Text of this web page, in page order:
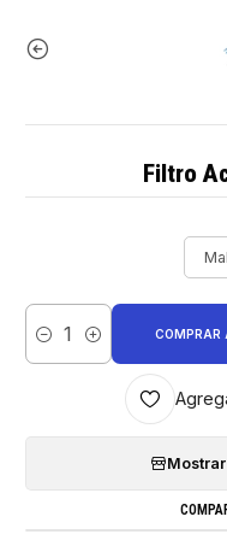
Filtro
Cantidad
COMPRAR